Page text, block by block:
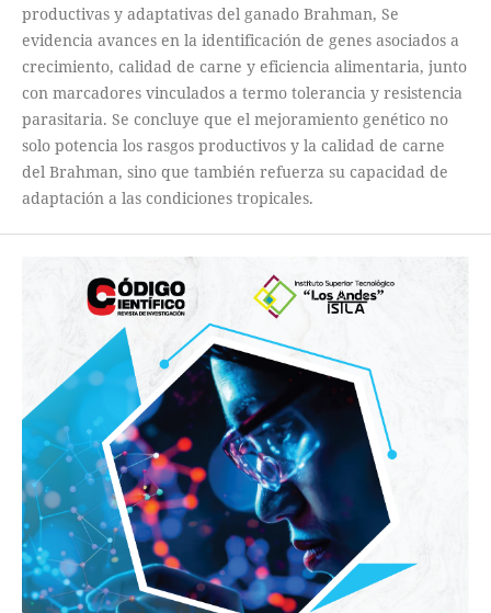
productivas y adaptativas del ganado Brahman, Se
evidencia avances en la identificación de genes asociados a
crecimiento, calidad de carne y eficiencia alimentaria, junto
con marcadores vinculados a termo tolerancia y resistencia
parasitaria. Se concluye que el mejoramiento genético no
solo potencia los rasgos productivos y la calidad de carne
del Brahman, sino que también refuerza su capacidad de
adaptación a las condiciones tropicales.